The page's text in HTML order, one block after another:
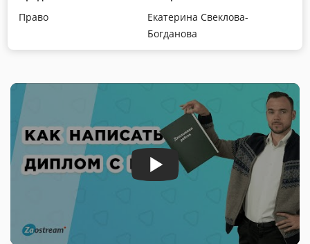
Право
Екатерина Свеклова-
Богданова